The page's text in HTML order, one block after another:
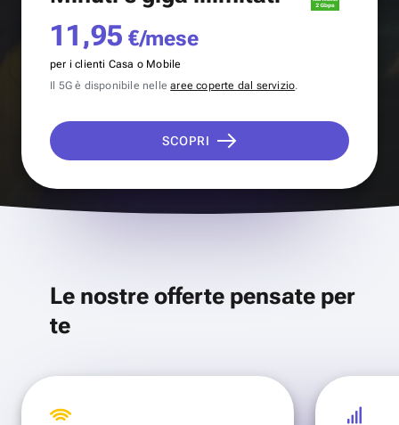
11,95 €/mese
per i clienti Casa o Mobile
Il 5G è disponibile nellearee coperte dal servizio.
SCOPRI
Le nostre offerte pensate per
te